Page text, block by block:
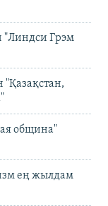
"Линдси Грэм
"Қазақстан,
община"
ең жылдам